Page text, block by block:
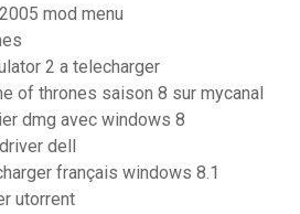
mod menu
2 a telecharger
of thrones saison 8 sur mycanal
dmg avec windows 8
dell
français windows 8.1
utorrent